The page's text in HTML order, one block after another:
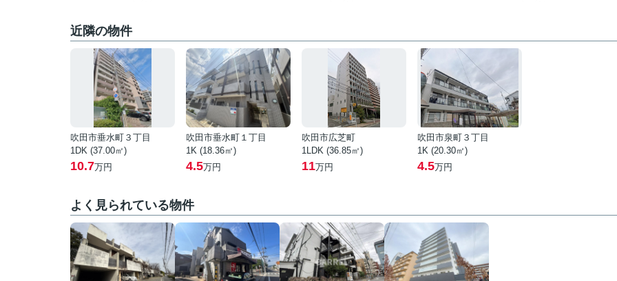
近隣の物件
吹田市垂水町３丁目
1DK (37.00㎡)
10.7万円
吹田市垂水町１丁目
1K (18.36㎡)
4.5万円
吹田市広芝町
1LDK (36.85㎡)
11万円
吹田市泉町３丁目
1K (20.30㎡)
4.5万円
よく見られている物件